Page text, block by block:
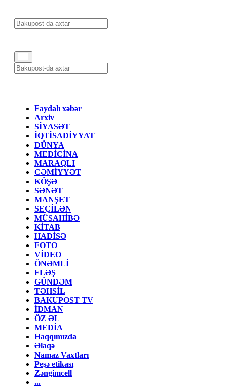
Faydalı xəbər
Arxiv
SİYASƏT
İQTİSADİYYAT
DÜNYA
MEDİCİNA
MARAQLI
CƏMİYYƏT
KÖŞƏ
SƏNƏT
MANŞET
SEÇİLƏN
MÜSAHİBƏ
KİTAB
HADİSƏ
FOTO
VİDEO
ÖNƏMLİ
FLƏŞ
GÜNDƏM
TƏHSİL
BAKUPOST TV
İDMAN
ÖZ ƏL
MEDİA
Haqqımızda
Əlaqə
Namaz Vaxtları
Peşə etikası
Zəngimcell
...